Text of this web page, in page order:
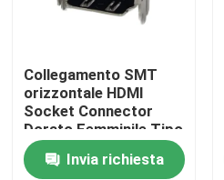
Contatto Stati Uniti
Richieda una citazione
Collegamento SMT
orizzontale HDMI
Socket Connector
Dorato Femminile Tipo
A
Invia richiesta